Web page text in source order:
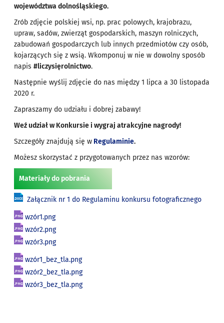
województwa dolnośląskiego.
Zrób zdjęcie polskiej wsi, np. prac polowych, krajobrazu,
upraw, sadów, zwierząt gospodarskich, maszyn rolniczych,
zabudowań gospodarczych lub innych przedmiotów czy osób,
kojarzących się z wsią. Wkomponuj w nie w dowolny sposób
napis#liczysięrolnictwo.
Następnie wyślij zdjęcie do nas między 1 lipca a 30 listopada
2020 r.
Zapraszamy do udziału i dobrej zabawy!
Weź udział w Konkursie i wygraj atrakcyjne nagrody!
Szczegóły znajdują się w Regulaminie.
Możesz skorzystać z przygotowanych przez nas wzorów:
Materiały do pobrania
Załącznik nr 1 do Regulaminu konkursu fotograficznego
wzór1.png
wzór2.png
wzór3.png
wzór1_bez_tla.png
wzór2_bez_tla.png
wzór3_bez_tla.png